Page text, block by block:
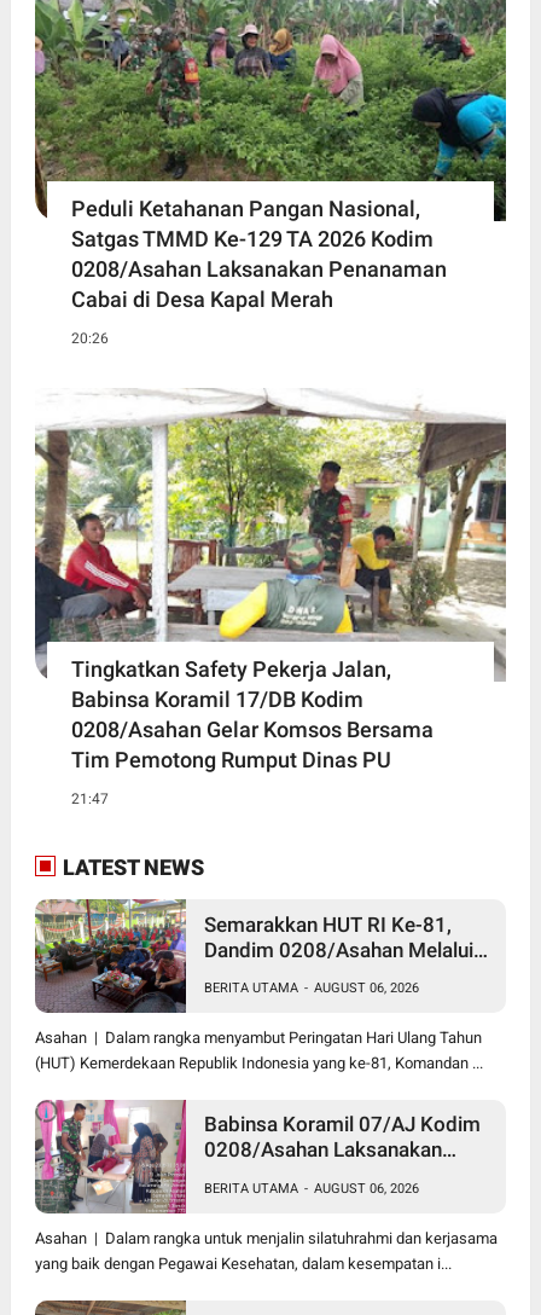
Peduli Ketahanan Pangan Nasional,
Satgas TMMD Ke-129 TA 2026 Kodim
0208/Asahan Laksanakan Penanaman
Cabai di Desa Kapal Merah
20:26
Tingkatkan Safety Pekerja Jalan,
Babinsa Koramil 17/DB Kodim
0208/Asahan Gelar Komsos Bersama
Tim Pemotong Rumput Dinas PU
21:47
LATEST NEWS
Semarakkan HUT RI Ke-81,
Dandim 0208/Asahan Melalui
Darah di Kantor Kemenag
Asahan
BERITA UTAMA - AUGUST 06, 2026
Asahan | Dalam rangka menyambut Peringatan Hari Ulang Tahun
(HUT) Kemerdekaan Republik Indonesia yang ke-81, Komandan ...
Babinsa Koramil 07/AJ Kodim
0208/Asahan Laksanakan
Pegawai Kesehatan Di
Puskesmas
BERITA UTAMA - AUGUST 06, 2026
Asahan | Dalam rangka untuk menjalin silatuhrahmi dan kerjasama
yang baik dengan Pegawai Kesehatan, dalam kesempatan i...